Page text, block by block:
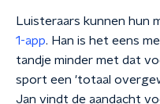
Luisteraars kunnen hun
1-app. Han is het eens
tandje minder met dat
sport een 'totaal
Jan vindt de aandacht